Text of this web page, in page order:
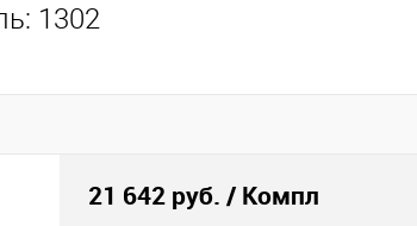
1302
21 642 руб. / Компл